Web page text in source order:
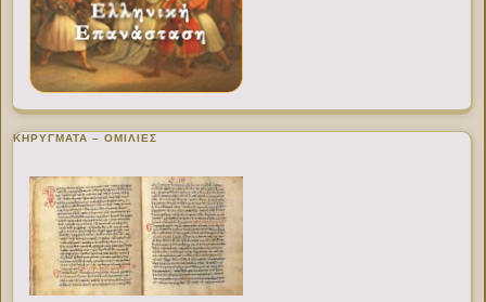
ΚΗΡΥΓΜΑΤΑ – ΟΜΙΛΙΕΣ